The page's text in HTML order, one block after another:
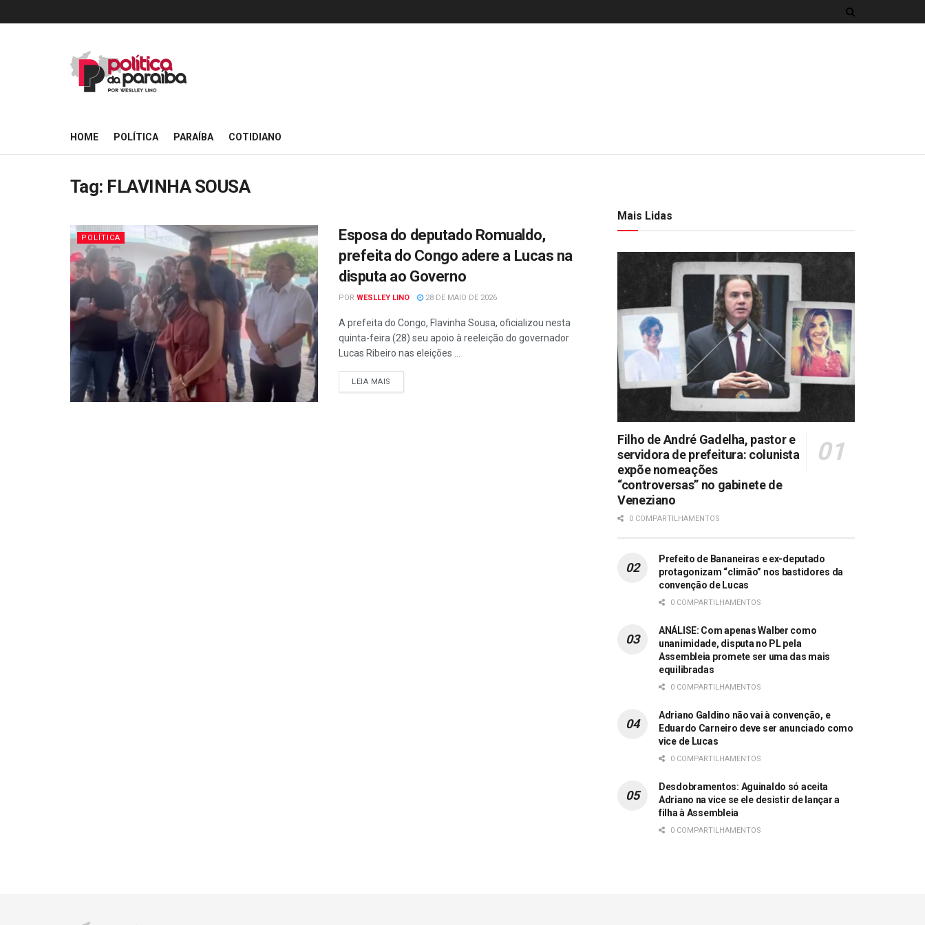
HOME POLÍTICA PARAÍBA COTIDIANO
Tag: FLAVINHA SOUSA
POLÍTICA
Esposa do deputado Romualdo,
prefeita do Congo adere a Lucas na
disputa ao Governo
POR WESLLEY LINO 28 DE MAIO DE 2026
A prefeita do Congo, Flavinha Sousa, oficializou nesta
quinta-feira (28) seu apoio à reeleição do governador
Lucas Ribeiro nas eleições ...
LEIA MAIS
Mais Lidas
Filho de André Gadelha, pastor e
servidora de prefeitura: colunista
expõe nomeações
“controversas” no gabinete de
Veneziano
0 COMPARTILHAMENTOS
Prefeito de Bananeiras e ex-deputado
protagonizam “climão” nos bastidores da
convenção de Lucas
0 COMPARTILHAMENTOS
ANÁLISE: Com apenas Walber como
unanimidade, disputa no PL pela
Assembleia promete ser uma das mais
equilibradas
0 COMPARTILHAMENTOS
Adriano Galdino não vai à convenção, e
Eduardo Carneiro deve ser anunciado como
vice de Lucas
0 COMPARTILHAMENTOS
Desdobramentos: Aguinaldo só aceita
Adriano na vice se ele desistir de lançar a
filha à Assembleia
0 COMPARTILHAMENTOS